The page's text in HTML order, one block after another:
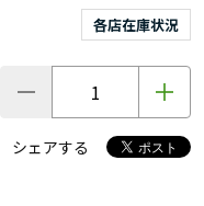
各店在庫状況
シェアする